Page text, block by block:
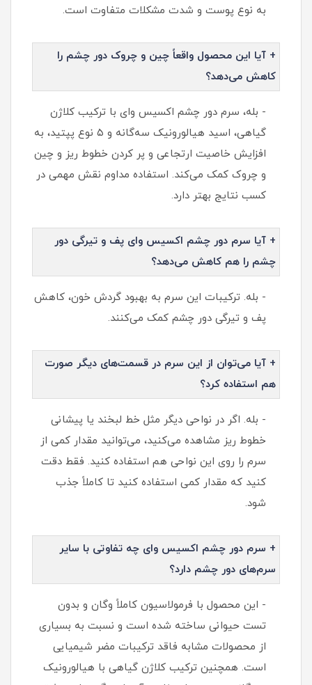
به نوع پوست و شدت مشکلات متفاوت است.
+ آیا این محصول واقعاً چین و چروک دور چشم را
کاهش می‌دهد؟
- بله، سرم دور چشم اکسیس وای با ترکیب کلاژن
گیاهی، اسید هیالورونیک سه‌گانه و ۵ نوع پپتید، به
افزایش خاصیت ارتجاعی و پر کردن خطوط ریز و چین
و چروک کمک می‌کند. استفاده مداوم نقش مهمی در
کسب نتایج بهتر دارد.
+ آیا سرم دور چشم اکسیس وای پف و تیرگی دور
چشم را هم کاهش می‌دهد؟
- بله. ترکیبات این سرم به بهبود گردش خون، کاهش
پف و تیرگی دور چشم کمک می‌کنند.
+ آیا می‌توان از این سرم در قسمت‌های دیگر صورت
هم استفاده کرد؟
- بله. اگر در نواحی دیگر مثل خط لبخند یا پیشانی
خطوط ریز مشاهده می‌کنید، می‌توانید مقدار کمی از
سرم را روی این نواحی هم استفاده کنید. فقط دقت
کنید که مقدار کمی استفاده کنید تا کاملاً جذب
شود.
+ سرم دور چشم اکسیس وای چه تفاوتی با سایر
سرم‌های دور چشم دارد؟
- این محصول با فرمولاسیون کاملاً وگان و بدون
تست حیوانی ساخته شده است و نسبت به بسیاری
از محصولات مشابه فاقد ترکیبات مضر شیمیایی
است. همچنین ترکیب کلاژن گیاهی با هیالورونیک